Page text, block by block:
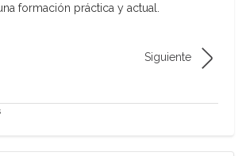
formación práctica y actual.
Siguiente